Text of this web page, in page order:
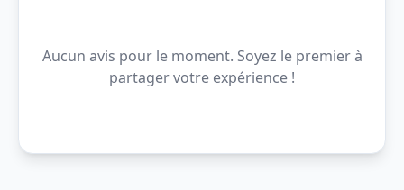
Aucun avis pour le moment. Soyez le premier à
partager votre expérience !